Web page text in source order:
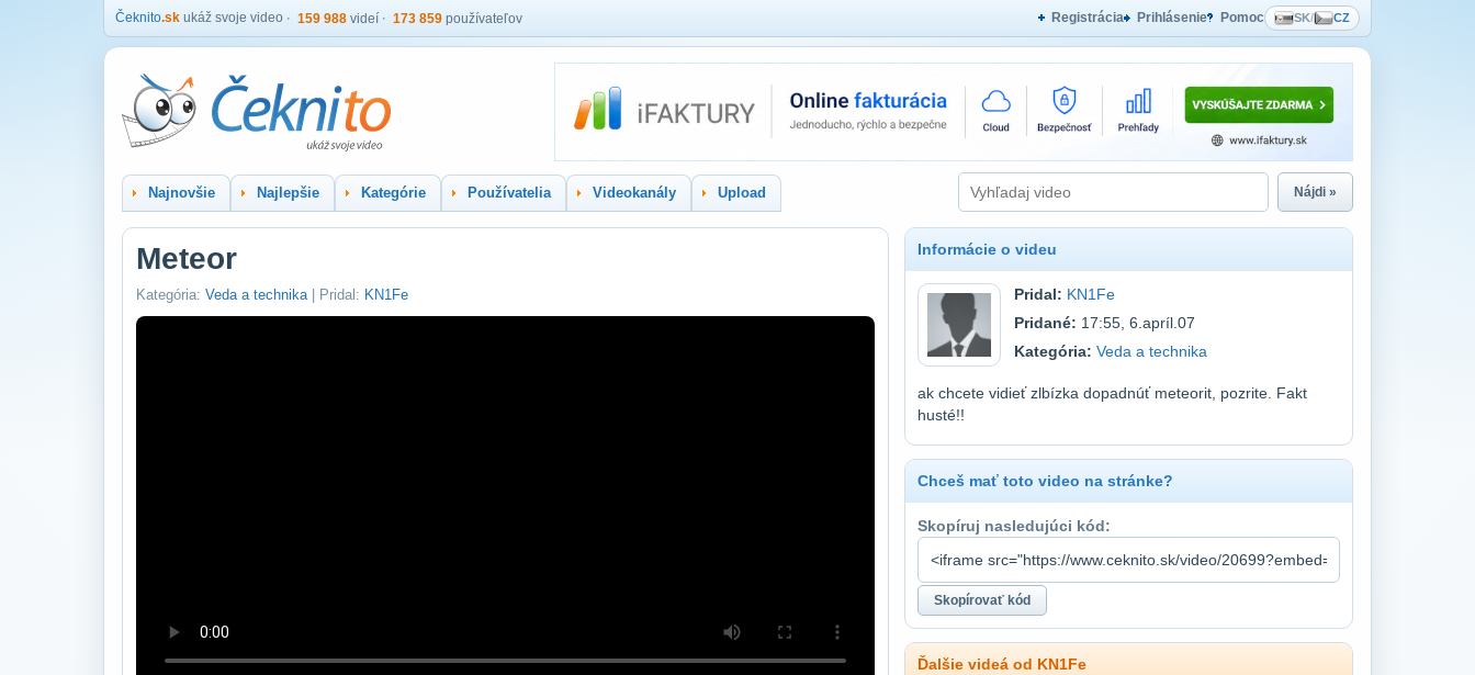
Čeknito.sk ukáž svoje video 159 988 videí 173 859 používateľov Registrácia Prihlásenie Pomoc SK/ CZ
Najnovšie Najlepšie Kategórie Používatelia Videokanály Upload Nájdi »
Meteor
Kategória: Veda a technika| Pridal: KN1Fe
Informácie o videu
Pridal: KN1Fe
Pridané: 17:55, 6.apríl.07
Kategória: Veda a technika
ak chcete vidieť zlbízka dopadnúť meteorit, pozrite. Fakt
husté!!
Chceš mať toto video na stránke?
Skopíruj nasledujúci kód:
Ďalšie videá od KN1Fe